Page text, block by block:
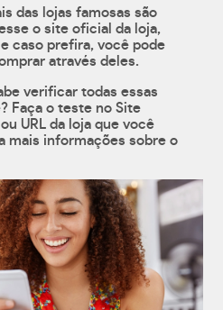
das lojas famosas são
o site oficial da loja,
caso prefira, você pode
através deles.
verificar todas essas
Faça o teste no Site
URL da loja que você
mais informações sobre o